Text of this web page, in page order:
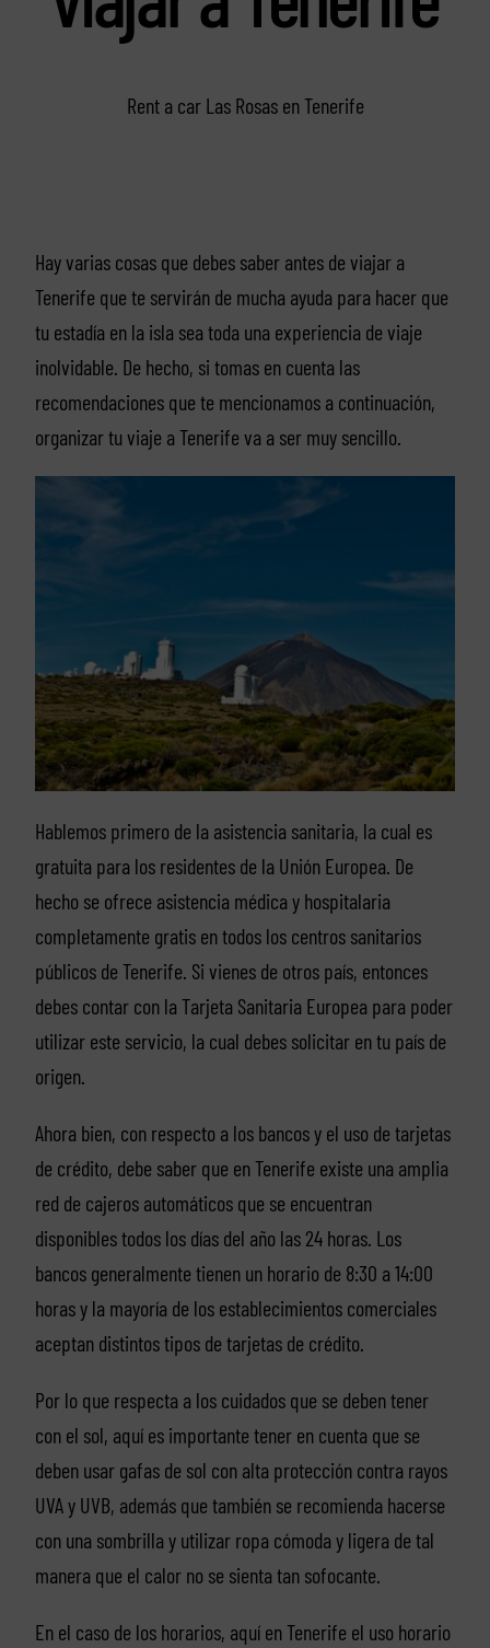
Rent a car Las Rosas en Tenerife
Hay varias cosas que debes saber antes de viajar a
Tenerife que te servirán de mucha ayuda para hacer que
tu estadía en la isla sea toda una experiencia de viaje
inolvidable. De hecho, si tomas en cuenta las
recomendaciones que te mencionamos a continuación,
organizar tu viaje a Tenerife va a ser muy sencillo.
Hablemos primero de la asistencia sanitaria, la cual es
gratuita para los residentes de la Unión Europea. De
hecho se ofrece asistencia médica y hospitalaria
completamente gratis en todos los centros sanitarios
públicos de Tenerife. Si vienes de otros país, entonces
debes contar con la Tarjeta Sanitaria Europea para poder
utilizar este servicio, la cual debes solicitar en tu país de
origen.
Ahora bien, con respecto a los bancos y el uso de tarjetas
de crédito, debe saber que en Tenerife existe una amplia
red de cajeros automáticos que se encuentran
disponibles todos los días del año las 24 horas. Los
bancos generalmente tienen un horario de 8:30 a 14:00
horas y la mayoría de los establecimientos comerciales
aceptan distintos tipos de tarjetas de crédito.
Por lo que respecta a los cuidados que se deben tener
con el sol, aquí es importante tener en cuenta que se
deben usar gafas de sol con alta protección contra rayos
UVA y UVB, además que también se recomienda hacerse
con una sombrilla y utilizar ropa cómoda y ligera de tal
manera que el calor no se sienta tan sofocante.
En el caso de los horarios, aquí en Tenerife el uso horario